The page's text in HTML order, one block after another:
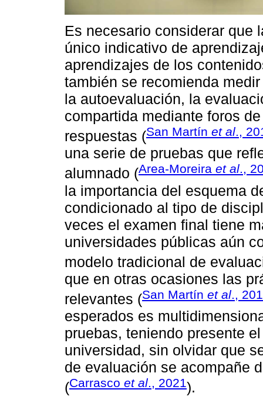
Es necesario considerar que
único indicativo de
aprendizajes de los
también se recomienda
la autoevaluación, la
compartida mediante foros
respuestas (San Martín et al.,
una serie de pruebas que
alumnado (Area-Moreira et al.,
la importancia del esquema
condicionado al tipo de
veces el examen final tiene
universidades públicas aún
modelo tradicional de
que en otras ocasiones las
relevantes (San Martín et al.,
esperados es
pruebas, teniendo presente
universidad, sin olvidar que
de evaluación se acompañe
(Carrasco et al., 2021).